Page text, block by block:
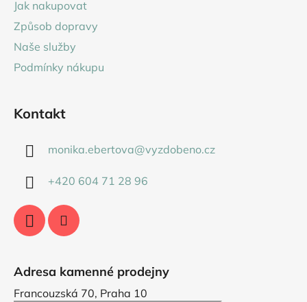
Jak nakupovat
Způsob dopravy
Naše služby
Podmínky nákupu
Kontakt
monika.ebertova@vyzdobeno.cz
+420 604 71 28 96
Adresa kamenné prodejny
Francouzská 70, Praha 10